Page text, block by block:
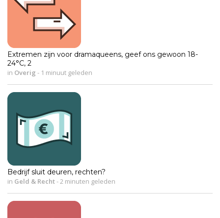
Extremen zijn voor dramaqueens, geef ons gewoon 18-
24°C, 2
in Overig - 1 minuut geleden
Bedrijf sluit deuren, rechten?
in Geld & Recht- 2 minuten geleden